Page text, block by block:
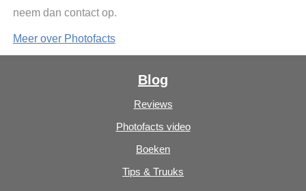
neem dan contact op.
Meer over Photofacts
Blog
Reviews
Photofacts video
Boeken
Tips & Truuks